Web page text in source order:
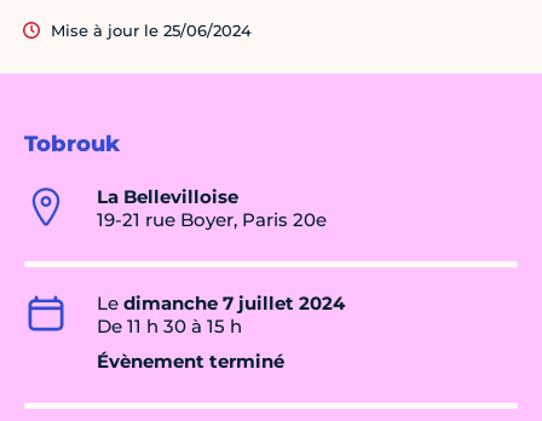
Tobrouk
La Bellevilloise
19-21 rue Boyer, Paris 20e
Le dimanche 7 juillet 2024
De 11 h 30 à 15 h
Évènement terminé
Mise à jour le 25/06/2024